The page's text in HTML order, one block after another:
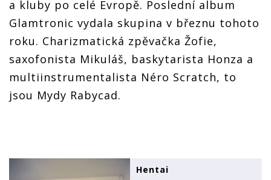
a kluby po celé Evropě. Poslední album
Glamtronic vydala skupina v březnu tohoto
roku. Charizmatická zpěvačka Žofie,
saxofonista Mikuláš, baskytarista Honza a
multiinstrumentalista Néro Scratch, to
jsou Mydy Rabycad.
Hentai